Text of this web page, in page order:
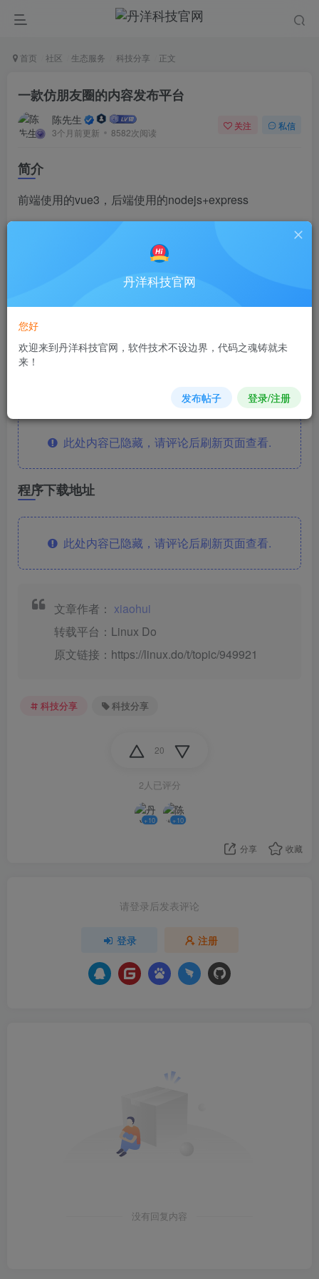
首页 社区 生态服务 科技分享 正文
一款仿朋友圈的内容发布平台
陈先生
3个月前更新 8582次阅读
关注 私信
简介
前端使用的vue3，后端使用的nodejs+express
地址
演示站网址：https://demo.666.ren
此处内容已隐藏，请评论后刷新页面查看.
程序下载地址
此处内容已隐藏，请评论后刷新页面查看.
文章作者： xiaohui
转载平台：Linux Do
原文链接：https://linux.do/t/topic/949921
科技分享 科技分享
20
2人已评分
+10 +10
分享 收藏
请登录后发表评论
登录 注册
没有回复内容
丹洋科技官网
您好
欢迎来到丹洋科技官网，软件技术不设边界，代码之魂铸就未
来！
发布帖子 登录/注册